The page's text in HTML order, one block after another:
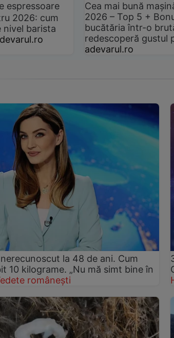
espressoare
2026: cum
nivel barista
Cea mai bună
2026 – Top 5 +
bucătăria într-o
redescoperă gustul
adevarul.ro
la 48 de ani. Cum
10 kilograme. „Nu mă simt bine în
românești